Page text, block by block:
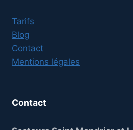
Tarifs
Blog
Contact
Mentions légales
Contact